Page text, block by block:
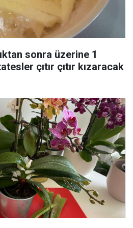
sonra üzerine 1
çıtır çıtır kızaracak